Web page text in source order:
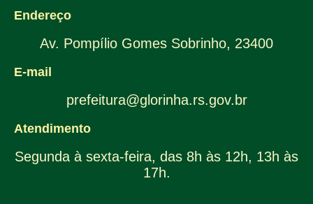
Endereço
Av. Pompílio Gomes Sobrinho, 23400
E-mail
prefeitura@glorinha.rs.gov.br
Atendimento
Segunda à sexta-feira, das 8h às 12h, 13h às
17h.